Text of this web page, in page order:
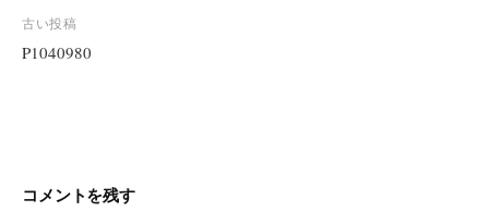
投
稿
ョ
古い投稿
P1040980
コメントを残す